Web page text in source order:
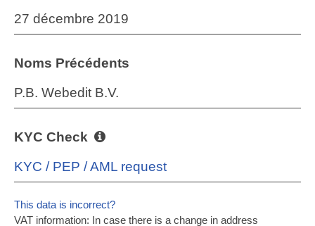
27 décembre 2019
Noms Précédents
P.B. Webedit B.V.
KYC Check
KYC / PEP / AML request
This data is incorrect?
VAT information: In case there is a change in address